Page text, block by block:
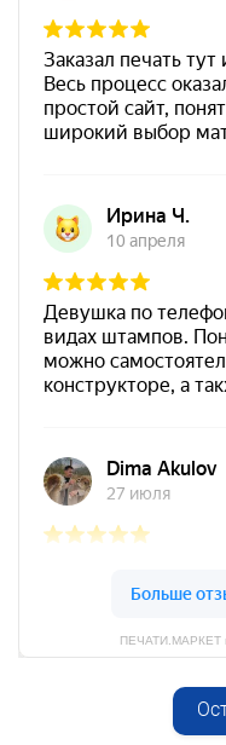
от 550
Печать ИП № Р69
ПЕЧАТИ.МАРКЕТ